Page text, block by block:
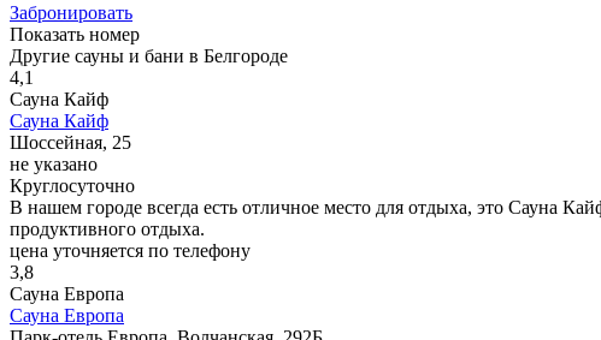
Забронировать
Показать номер
Другие сауны и бани в Белгороде
4,1
Сауна Кайф
Сауна Кайф
Шоссейная, 25
не указано
Круглосуточно
В нашем городе всегда есть отличное место для отдыха, это Сауна
продуктивного отдыха.
цена уточняется по телефону
3,8
Сауна Европа
Сауна Европа